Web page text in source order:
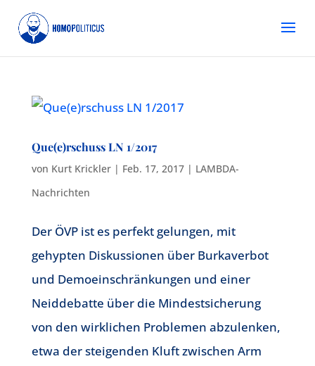
Que(e)rschuss LN 1/2017
von Kurt Krickler| Feb. 17, 2017| LAMBDA-
Nachrichten
Der ÖVP ist es perfekt gelungen, mit
gehypten Diskussionen über Burkaverbot
und Demoeinschränkungen und einer
Neiddebatte über die Mindestsicherung
von den wirklichen Problemen abzulenken,
etwa der steigenden Kluft zwischen Arm